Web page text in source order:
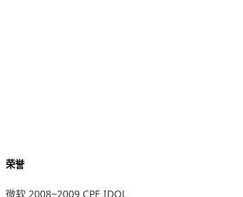
荣誉
微软 2008~2009 CPE IDOL